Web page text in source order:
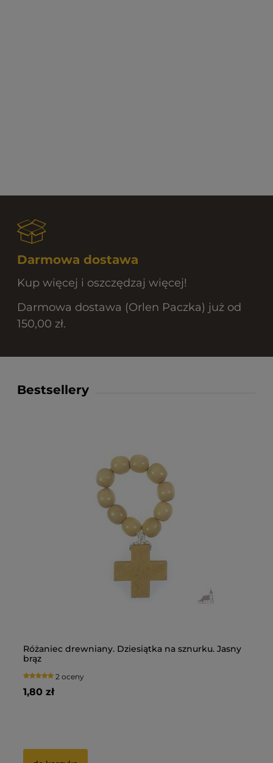
Darmowa dostawa
Kup więcej i oszczędzaj więcej!
Darmowa dostawa (Orlen Paczka) już od
150,00 zł.
Bestsellery
Różaniec drewniany. Dziesiątka na sznurku. Jasny
brąz
2 oceny
1,80 zł